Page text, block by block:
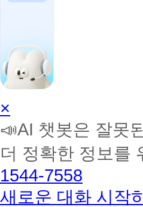
AI
학
습
토
커
BETA
×
📣AI 챗봇은 잘못
더 정확한 정보를
1544-7558
새로운 대화 시작